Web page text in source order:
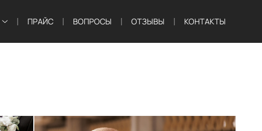
ПРАЙС ВОПРОСЫ ОТЗЫВЫ КОНТАКТЫ